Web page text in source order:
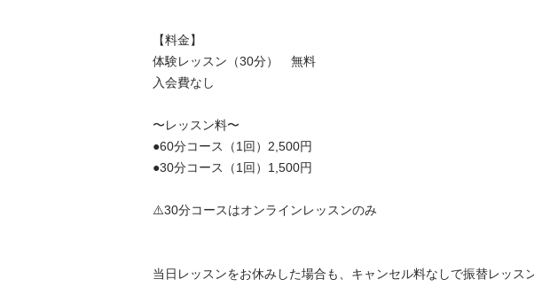
【料金】
体験レッスン（30分）　無料
入会費なし
〜レッスン料〜
●60分コース（1回）2,500円
●30分コース（1回）1,500円
⚠️30分コースはオンラインレッスンのみ
当日レッスンをお休みした場合も、キャンセル料なしで振替レッス